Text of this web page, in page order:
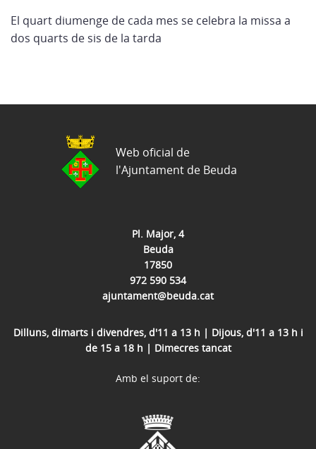
El quart diumenge de cada mes se celebra la missa a
dos quarts de sis de la tarda
Pl. Major, 4
Beuda
17850
972 590 534
ajuntament@beuda.cat
Dilluns, dimarts i divendres, d'11 a 13 h | Dijous, d'11 a 13 h i
de 15 a 18 h | Dimecres tancat
Web oficial de
l'Ajuntament de Beuda
Amb el suport de: